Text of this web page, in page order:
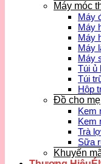
Máy móc
Máy
Máy
Máy
Máy
Máy
Túi ủ
Túi
Hộp
Đồ cho mẹ
Kem
Kem
Trà
Sữa
Khuyến